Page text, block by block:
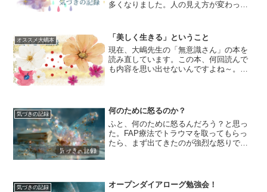
多くなりました。人の見え方が変わった
「あれ？この人、こんなに性格悪かった
っけ？」と気づくことが...
オススメ大嶋本
「美しく生きる」ということ
現在、大嶋先生の「無意識さん」の本を
読み直しています。この本、何回読んで
も内容を思い出せないんですよね～。し
コツを教えろよと思ってま...
気づきの記録
何のために怒るのか？
ふと、何のために怒るんだろう？と思っ
た。FAP療法でトラウマを取ってもらっ
たら、まず出てきたのが強烈な怒りで
その言葉は私の御守りで...
気づきの記録
オープンダイアローグ勉強会！